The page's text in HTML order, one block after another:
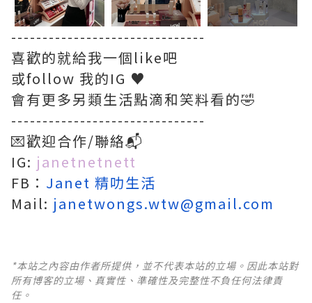
-------------------------------
喜歡的就給我一個like吧
或follow 我的IG ♥️
會有更多另類生活點滴和笑料看的🤣
-------------------------------
💌歡迎合作/聯絡📬
IG: janetnetnett
FB： Janet 精叻生活
Mail: janetwongs.wtw@gmail.com
*本站之內容由作者所提供，並不代表本站的立場。因此本站對
所有博客的立場、真實性、準確性及完整性不負任何法律責
任。